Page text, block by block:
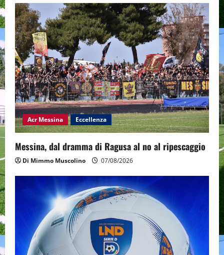
Acr Messina Eccellenza
Messina, dal dramma di Ragusa al no al ripescaggio
Di Mimmo Muscolino 07/08/2026